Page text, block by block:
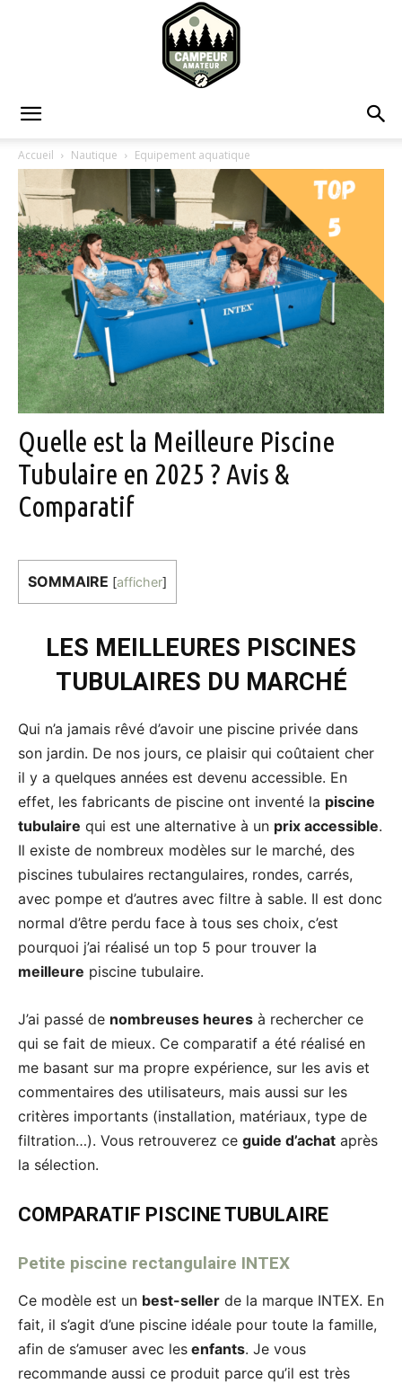
Amateur
Accueil Nautique Equipement aquatique
Quelle est la Meilleure Piscine
Tubulaire en 2025 ? Avis &
Comparatif
SOMMAIRE [afficher]
LES MEILLEURES PISCINES
TUBULAIRES DU MARCHÉ
Qui n’a jamais rêvé d’avoir une piscine privée dans
son jardin. De nos jours, ce plaisir qui coûtaient cher
il y a quelques années est devenu accessible. En
effet, les fabricants de piscine ont inventé la piscine
tubulaire qui est une alternative à un prix accessible.
Il existe de nombreux modèles sur le marché, des
piscines tubulaires rectangulaires, rondes, carrés,
avec pompe et d’autres avec filtre à sable. Il est donc
normal d’être perdu face à tous ses choix, c’est
pourquoi j’ai réalisé un top 5 pour trouver la
meilleure piscine tubulaire.
J’ai passé de nombreuses heures à rechercher ce
qui se fait de mieux. Ce comparatif a été réalisé en
me basant sur ma propre expérience, sur les avis et
commentaires des utilisateurs, mais aussi sur les
critères importants (installation, matériaux, type de
filtration…). Vous retrouverez ce guide d’achat après
la sélection.
COMPARATIF PISCINE TUBULAIRE
Petite piscine rectangulaire INTEX
Ce modèle est un best-seller de la marque INTEX. En
fait, il s’agit d’une piscine idéale pour toute la famille,
afin de s’amuser avec les enfants. Je vous
recommande aussi ce produit parce qu’il est très